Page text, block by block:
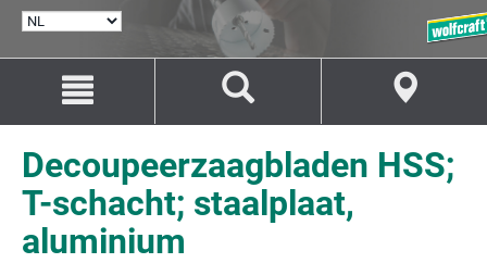
springen
navigatie
springen
Decoupeerzaagbladen HSS;
T-schacht; staalplaat,
aluminium